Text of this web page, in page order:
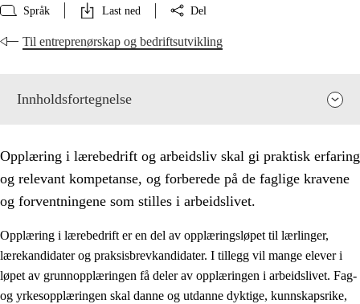
Språk Last ned Del
Til entreprenørskap og bedriftsutvikling
Innholdsfortegnelse
Opplæring i lærebedrift og arbeidsliv skal gi praktisk erfaring
og relevant kompetanse, og forberede på de faglige kravene
og forventningene som stilles i arbeidslivet.
Opplæring i lærebedrift er en del av opplæringsløpet til lærlinger,
lærekandidater og praksisbrevkandidater. I tillegg vil mange elever i
løpet av grunnopplæringen få deler av opplæringen i arbeidslivet. Fag-
og yrkesopplæringen skal danne og utdanne dyktige, kunnskapsrike,